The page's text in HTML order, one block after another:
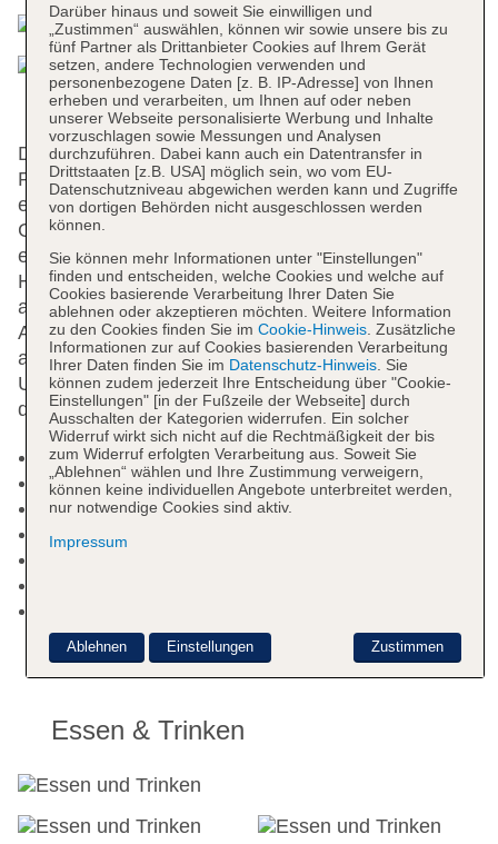
Dieses Hotel verfügt über einen Aufzug und eine
Rezeption. Eine Gepäckaufbewahrung, ein Safe,
ein Spielzimmer und ein Rauchmelder stehen den
Gästen des Hauses zur Verfügung. Per WLAN
erhalten die Gäste Zugang zum Internet.
Hilfestellung bei der Buchung von Ausflügen wird
am Tourdesk geboten. Bei einer Anreise mit dem
Auto können die Gäste dieses in einer Garage oder
auf dem Parkplatz (ohne Gebühr) parken. Die
Umgebung kann dank des Fahrradverleihs auch mit
dem Rad erkundet werden.
Parkplatz
Garage
Hotelsafe
WLAN/WiFi im Hotel
Essen & Trinken
Darüber hinaus und soweit Sie einwilligen und
„Zustimmen“ auswählen, können wir sowie unsere bis zu
fünf Partner als Drittanbieter Cookies auf Ihrem Gerät
setzen, andere Technologien verwenden und
personenbezogene Daten [z. B. IP-Adresse] von Ihnen
erheben und verarbeiten, um Ihnen auf oder neben
unserer Webseite personalisierte Werbung und Inhalte
vorzuschlagen sowie Messungen und Analysen
durchzuführen. Dabei kann auch ein Datentransfer in
Drittstaaten [z.B. USA] möglich sein, wo vom EU-
Datenschutzniveau abgewichen werden kann und Zugriffe
von dortigen Behörden nicht ausgeschlossen werden
können.
Sie können mehr Informationen unter "Einstellungen"
finden und entscheiden, welche Cookies und welche auf
Cookies basierende Verarbeitung Ihrer Daten Sie
ablehnen oder akzeptieren möchten. Weitere Information
zu den Cookies finden Sie im Cookie-Hinweis. Zusätzliche
Informationen zur auf Cookies basierenden Verarbeitung
Ihrer Daten finden Sie im Datenschutz-Hinweis. Sie
können zudem jederzeit Ihre Entscheidung über "Cookie-
Einstellungen" [in der Fußzeile der Webseite] durch
Ausschalten der Kategorien widerrufen. Ein solcher
Widerruf wirkt sich nicht auf die Rechtmäßigkeit der bis
zum Widerruf erfolgten Verarbeitung aus. Soweit Sie
„Ablehnen“ wählen und Ihre Zustimmung verweigern,
können keine individuellen Angebote unterbreitet werden,
nur notwendige Cookies sind aktiv.
Impressum
Zustimmen
Ablehnen Einstellungen